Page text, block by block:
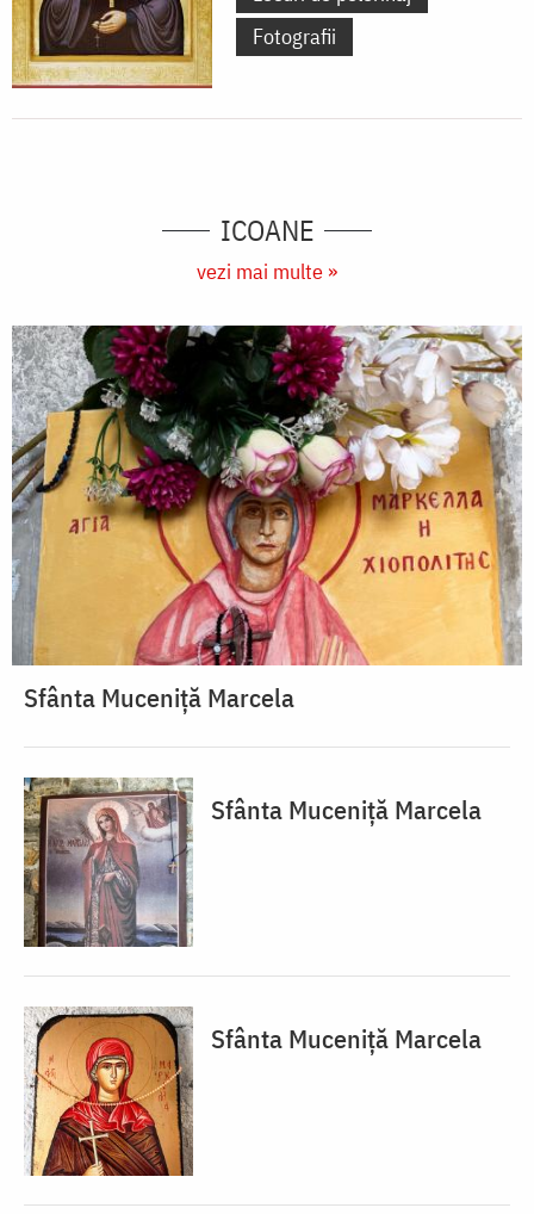
Fotografii
ICOANE
vezi mai multe »
Sfânta Muceniță Marcela
Sfânta Muceniță Marcela
Sfânta Muceniță Marcela